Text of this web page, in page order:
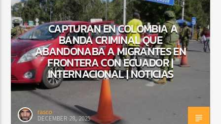
CAPTURAN EN COLOMBIA A
BANDA CRIMINAL QUE
ABANDONABA A MIGRANTES EN
FRONTERA CON ECUADOR |
INTERNACIONAL | NOTICIAS
rasco
DECEMBER 28, 2025